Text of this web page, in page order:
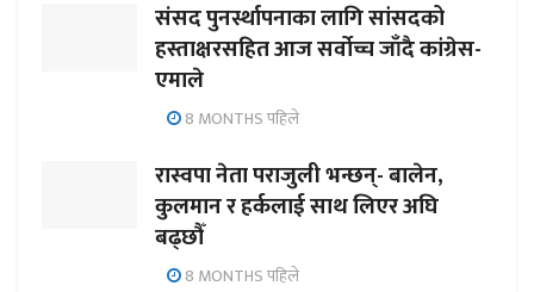
संसद पुनर्स्थापनाका लागि सांसदको
हस्ताक्षरसहित आज सर्वोच्च जाँदै कांग्रेस-
एमाले
8 MONTHS पहिले
रास्वपा नेता पराजुली भन्छन्- बालेन,
कुलमान र हर्कलाई साथ लिएर अघि
बढ्छौँ
8 MONTHS पहिले